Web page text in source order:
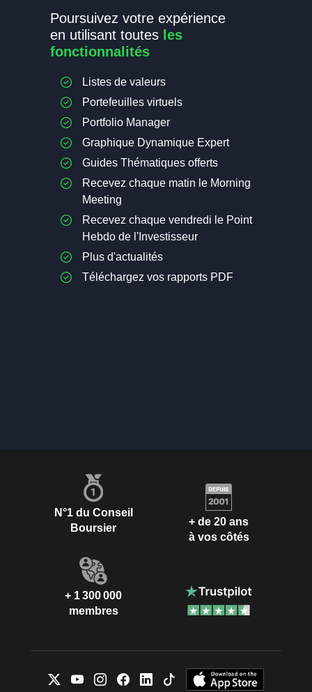
Poursuivez votre expérience
en utilisant toutes les
fonctionnalités
Listes de valeurs
Portefeuilles virtuels
Portfolio Manager
Graphique Dynamique Expert
Guides Thématiques offerts
Recevez chaque matin le Morning
Meeting
Recevez chaque vendredi le Point
Hebdo de l'Investisseur
Plus d'actualités
Téléchargez vos rapports PDF
N°1 du Conseil
Boursier
+ de 20 ans
à vos côtés
+ 1 300 000
membres